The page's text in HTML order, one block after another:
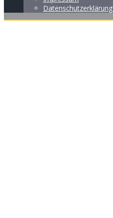
Datenschutzerklärung